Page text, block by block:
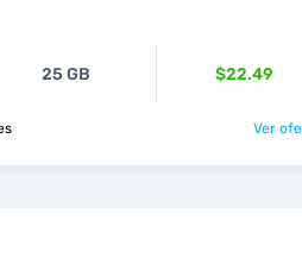
25 GB $22.49
Ver